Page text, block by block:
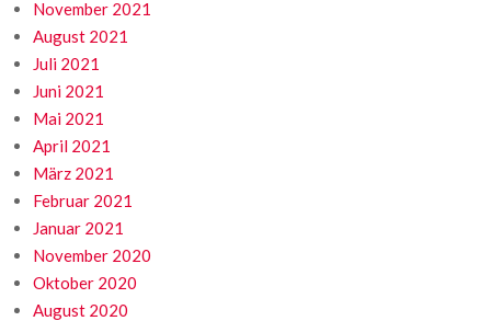
November 2021
August 2021
Juli 2021
Juni 2021
Mai 2021
April 2021
März 2021
Februar 2021
Januar 2021
November 2020
Oktober 2020
August 2020